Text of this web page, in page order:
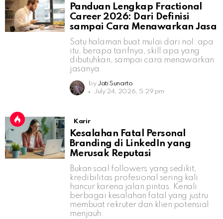
Panduan Lengkap Fractional
Career 2026: Dari Definisi
sampai Cara Menawarkan Jasa
Satu halaman buat mulai dari nol: apa
itu, berapa tarifnya, skill apa yang
dibutuhkan, sampai cara menawarkan
jasanya.
by Jati Sunarto
July 24, 2026, 5:29 pm
Karir
Kesalahan Fatal Personal
Branding di LinkedIn yang
Merusak Reputasi
Bukan soal followers yang sedikit,
kredibilitas profesional sering kali
hancur karena jalan pintas. Kenali
berbagai kesalahan fatal yang justru
membuat rekruter dan klien potensial
menjauh.